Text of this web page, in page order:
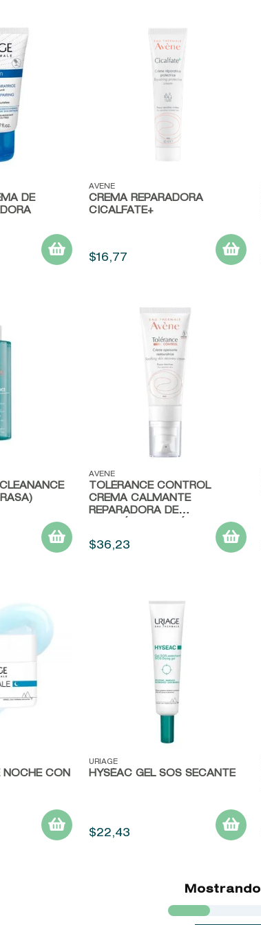
DE
Vista rápida
AVENE
CREMA REPARADORA
CICALFATE+
$16, 77
Vista rápida
AVENE
TOLÉRANCE CONTROL
CREMA CALMANTE
REPARADORA DE
$36,23
NOCHE CON
Vista rápida
URIAGE
HYSÉAC GEL SOS SECANTE
$22,43
Mostrando
10.